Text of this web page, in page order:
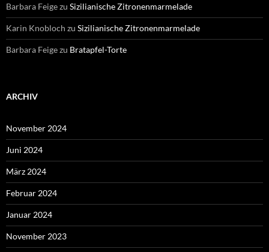
Barbara Feigezu Sizilianische Zitronenmarmelade
Karin Knobloch zu Sizilianische Zitronenmarmelade
Barbara Feigezu Bratapfel-Torte
ARCHIV
November 2024
Juni 2024
März 2024
Februar 2024
Januar 2024
November 2023